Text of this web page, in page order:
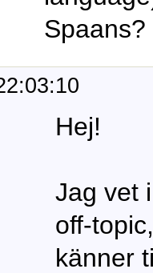
Spaans?
Hej!
Jag vet
off-
känner